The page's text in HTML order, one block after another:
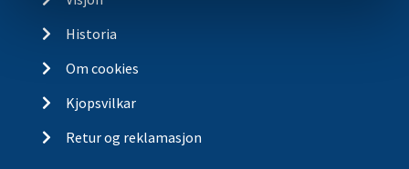
Historia
Om cookies
Kjopsvilkar
Retur og reklamasjon